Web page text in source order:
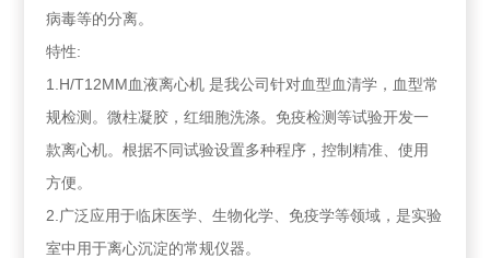
病毒等的分离。
特性:
1.H/T12MM血液离心机 是我公司针对血型血清学，血型常
规检测。微柱凝胶，红细胞洗涤。免疫检测等试验开发一
款离心机。根据不同试验设置多种程序，控制精准、使用
方便。
2.广泛应用于临床医学、生物化学、免疫学等领域，是实验
室中用于离心沉淀的常规仪器。